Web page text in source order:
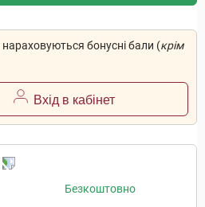
бонусні бали (крім
Вхід в кабінет
Безкоштовно